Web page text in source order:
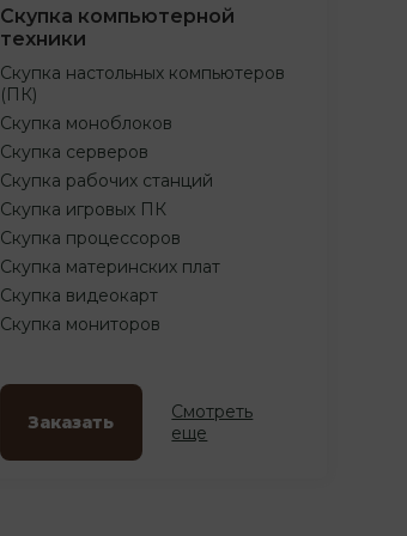
Скупка компьютерной
техники
Скупка настольных компьютеров
(ПК)
Скупка моноблоков
Скупка серверов
Скупка рабочих станций
Скупка игровых ПК
Скупка процессоров
Скупка материнских плат
Скупка видеокарт
Скупка мониторов
Заказать
Смотреть
еще